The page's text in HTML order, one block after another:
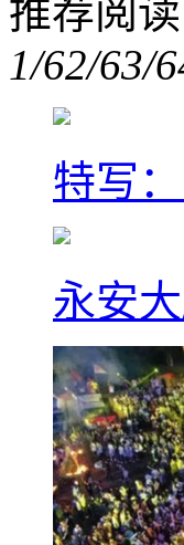
推荐阅读
1/62/63/6
特写
永安